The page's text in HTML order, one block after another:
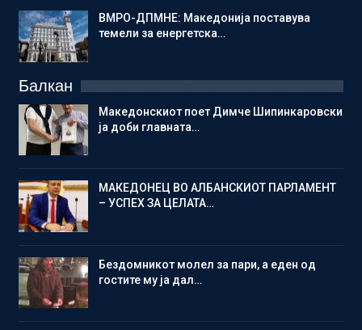
ВМРО-ДПМНЕ: Македонија поставува
темели за енергетска…
Балкан
Македонскиот поет Димче Шипинкаровски
ја доби главната…
МАКЕДОНЕЦ ВО АЛБАНСКИОТ ПАРЛАМЕНТ
– УСПЕХ ЗА ЦЕЛАТА…
Бездомникот молел за пари, а еден од
гостите му ја дал…